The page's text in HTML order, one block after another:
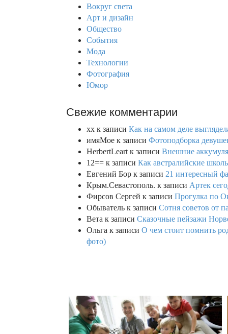
Вокруг света
Арт и дизайн
Общество
События
Мода
Технологии
Фотография
Юмор
Свежие комментарии
xx к записи Как на самом деле
имяМое к записи Фотоподборка
HerbertLeart к записи Внешние
12== к записи Как австралийские
Евгений Бор к записи 21 интересный
Крым.Севастополь. к записи Артек
Фирсов Сергей к записи Прогулка по
Обыватель к записи Сотня советов от
Вета к записи Сказочные пейзажи
Ольга к записи О чем стоит помнить
фото)